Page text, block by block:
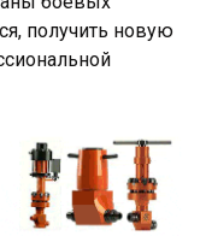
получить новую